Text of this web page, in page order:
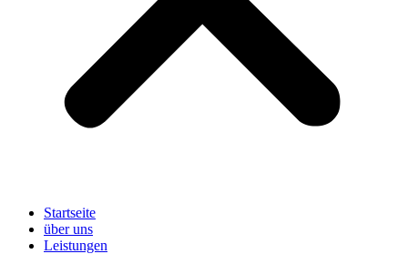
Startseite
über uns
Leistungen